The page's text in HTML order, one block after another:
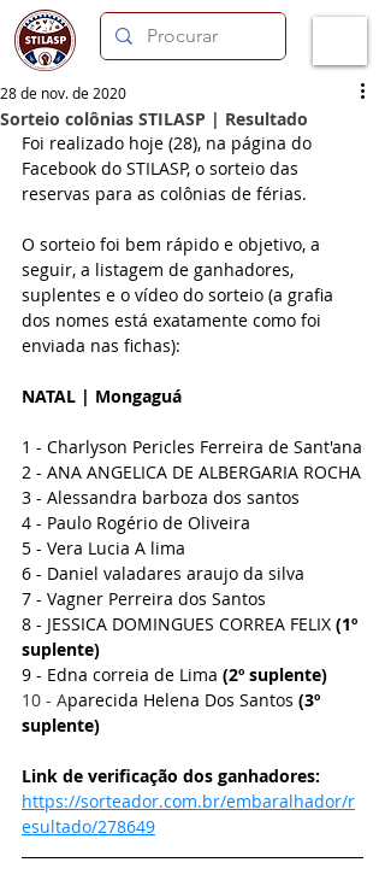
Sorteio colônias STILASP | Resultado
28 de nov. de 2020
Foi realizado hoje (28), na página do
Facebook do STILASP, o sorteio das
reservas para as colônias de férias.
O sorteio foi bem rápido e objetivo, a
seguir, a listagem de ganhadores,
suplentes e o vídeo do sorteio (a grafia
dos nomes está exatamente como foi
enviada nas fichas):
NATAL | Mongaguá
1 - Charlyson Pericles Ferreira de Sant'ana
2 - ANA ANGELICA DE ALBERGARIA ROCHA
3 - Alessandra barboza dos santos
4 - Paulo Rogério de Oliveira
5 - Vera Lucia A lima
6 - Daniel valadares araujo da silva
7 - Vagner Perreira dos Santos
8 - JESSICA DOMINGUES CORREA FELIX (1º
suplente)
9 - Edna correia de Lima (2º suplente)
10 - Aparecida Helena Dos Santos (3º
suplente)
Link de verificação dos ganhadores:
https://sorteador.com.br/embaralhador/r
esultado/278649